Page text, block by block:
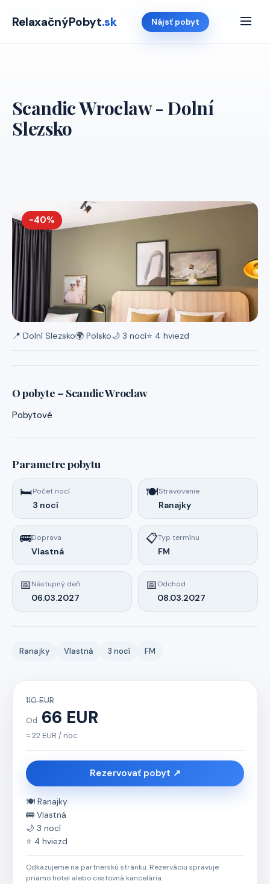
RelaxačnýPobyt.sk Nájsť pobyt
Scandic Wroclaw
Scandic Wroclaw - Dolní
Slezsko
-40%
📍 Dolní Slezsko🌍 Polsko🌙 3 nocí⭐ 4 hviezd
O pobyte – Scandic Wroclaw
Pobytové
Parametre pobytu
🛏️Počet nocí
3 nocí
🍽️Stravovanie
Ranajky
🚌Doprava
Vlastná
📋Typ termínu
FM
📅Nástupný deň
06.03.2027
📅Odchod
08.03.2027
Ranajky Vlastná 3 nocí FM
110 EUR
Od 66 EUR
≈ 22 EUR / noc
Rezervovať pobyt ↗
🍽️ Ranajky
🚌 Vlastná
🌙 3 nocí
⭐ 4 hviezd
Odkazujeme na partnerskú stránku. Rezerváciu spravuje
priamo hotel alebo cestovná kancelária.